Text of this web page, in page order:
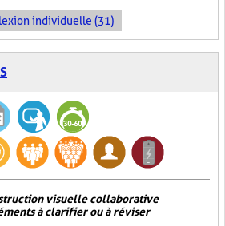
individuelle (31)
visuelle collaborative
à clarifier ou à réviser